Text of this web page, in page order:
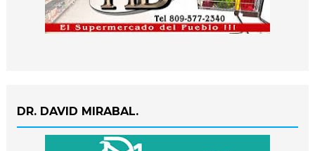
DR. DAVID MIRABAL.